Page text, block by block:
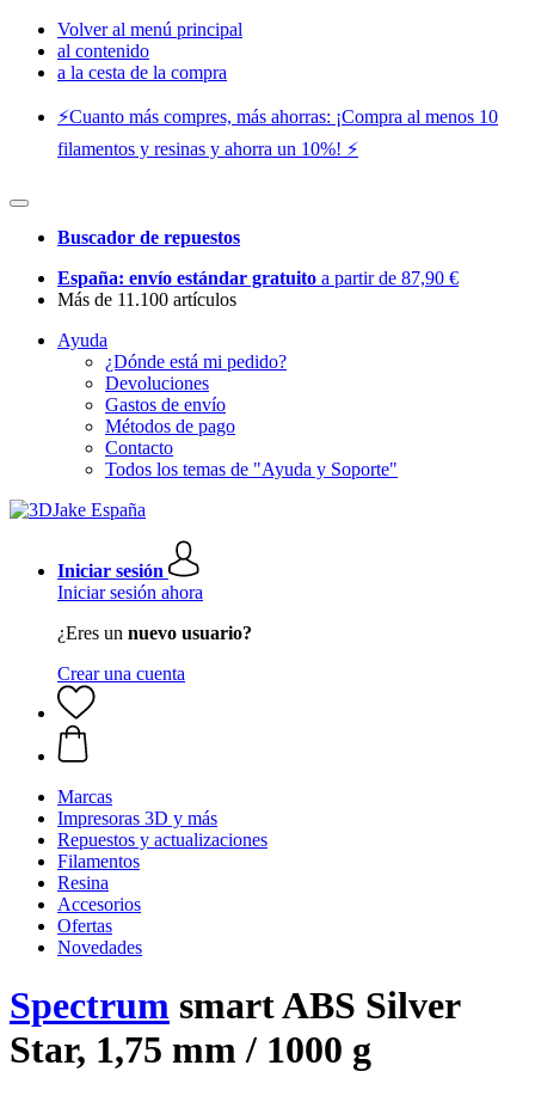
Volver al menú principal
al contenido
a la cesta de la compra
⚡️Cuanto más compres, más ahorras: ¡Compra al menos 10
filamentos y resinas y ahorra un 10%! ⚡️
Buscador de repuestos
España: envío estándar gratuito a partir de 87,90 €
Más de 11.100 artículos
Ayuda
¿Dónde está mi pedido?
Devoluciones
Gastos de envío
Métodos de pago
Contacto
Todos los temas de "Ayuda y Soporte"
Iniciar sesión
Iniciar sesión ahora
¿Eres un nuevo usuario?
Crear una cuenta
Marcas
Impresoras 3D y más
Repuestos y actualizaciones
Filamentos
Resina
Accesorios
Ofertas
Novedades
Spectrum smart ABS Silver
Star, 1,75 mm / 1000 g